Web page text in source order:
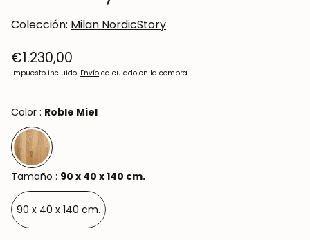
Colección: Milan NordicStory
Precio
regular
€1.230,00
Impuesto incluido. Envío calculado en la compra.
Color : Roble Miel
Tamaño : 90 x 40 x 140 cm.
90 x 40 x 140 cm.